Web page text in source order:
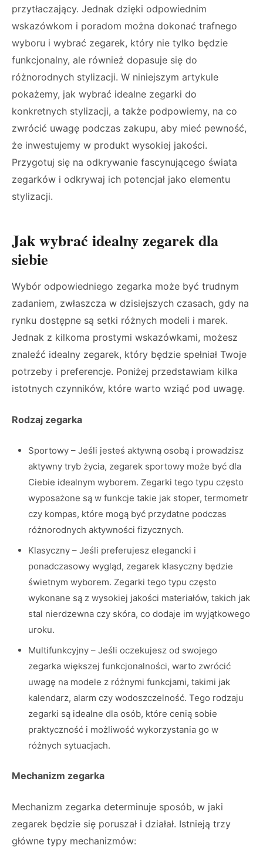
przytłaczający. Jednak dzięki odpowiednim
wskazówkom i poradom można dokonać trafnego
wyboru i wybrać zegarek, który nie tylko będzie
funkcjonalny, ale również dopasuje się do
różnorodnych stylizacji. W niniejszym artykule
pokażemy, jak wybrać idealne zegarki do
konkretnych stylizacji, a także podpowiemy, na co
zwrócić uwagę podczas zakupu, aby mieć pewność,
że inwestujemy w produkt wysokiej jakości.
Przygotuj się na odkrywanie fascynującego świata
zegarków i odkrywaj ich potencjał jako elementu
stylizacji.
Jak wybrać idealny zegarek dla
siebie
Wybór odpowiedniego zegarka może być trudnym
zadaniem, zwłaszcza w dzisiejszych czasach, gdy na
rynku dostępne są setki różnych modeli i marek.
Jednak z kilkoma prostymi wskazówkami, możesz
znaleźć idealny zegarek, który będzie spełniał Twoje
potrzeby i preferencje. Poniżej przedstawiam kilka
istotnych czynników, które warto wziąć pod uwagę.
Rodzaj zegarka
Sportowy – Jeśli jesteś aktywną osobą i prowadzisz
aktywny tryb życia, zegarek sportowy może być dla
Ciebie idealnym wyborem. Zegarki tego typu często
wyposażone są w funkcje takie jak stoper, termometr
czy kompas, które mogą być przydatne podczas
różnorodnych aktywności fizycznych.
Klasyczny – Jeśli preferujesz elegancki i
ponadczasowy wygląd, zegarek klasyczny będzie
świetnym wyborem. Zegarki tego typu często
wykonane są z wysokiej jakości materiałów, takich jak
stal nierdzewna czy skóra, co dodaje im wyjątkowego
uroku.
Multifunkcyjny – Jeśli oczekujesz od swojego
zegarka większej funkcjonalności, warto zwrócić
uwagę na modele z różnymi funkcjami, takimi jak
kalendarz, alarm czy wodoszczelność. Tego rodzaju
zegarki są idealne dla osób, które cenią sobie
praktyczność i możliwość wykorzystania go w
różnych sytuacjach.
Mechanizm zegarka
Mechanizm zegarka determinuje sposób, w jaki
zegarek będzie się poruszał i działał. Istnieją trzy
główne typy mechanizmów: